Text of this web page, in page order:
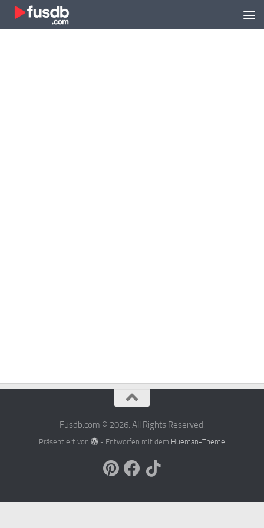
Zum Inhalt springen
Fusdb.com © 2026. All Rights Reserved.
Präsentiert von - Entworfen mit dem Hueman-Theme